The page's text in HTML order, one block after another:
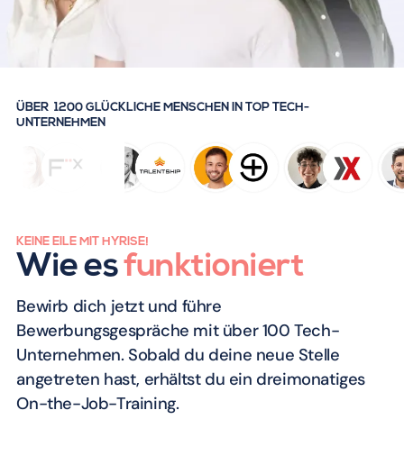
ÜBER 1200 GLÜCKLICHE MENSCHEN IN TOP TECH-
UNTERNEHMEN
KEINE EILE MIT HYRISE!
Wie esfunktioniert
Bewirb dich jetzt und führe
Bewerbungsgespräche mit über 100 Tech-
Unternehmen. Sobald du deine neue Stelle
angetreten hast, erhältst du ein dreimonatiges
On-the-Job-Training.